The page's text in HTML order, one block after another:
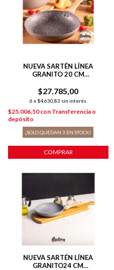
NUEVA SARTÉN LÍNEA
GRANITO 20 CM
$27.785,00
6 x $4.630,83 sin interés
$25.006,50con Transferencia o
depósito
¡SOLO QUEDAN3 EN STOCK!
COMPRAR
NUEVA SARTÉN LÍNEA
GRANITO24 CM